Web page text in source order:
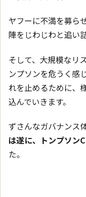
ヤフーに不満を募ら
陣をじわじわと追い
そして、大規模なリ
ンプソンを危うく感
れを止めるために、
込んでいきます。
ずさんなガバナンス
は遂に、トンプソン
た。